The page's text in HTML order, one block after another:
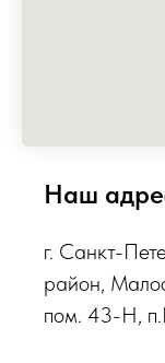
Наш
г. Санкт-
район,
пом. 43-Н,